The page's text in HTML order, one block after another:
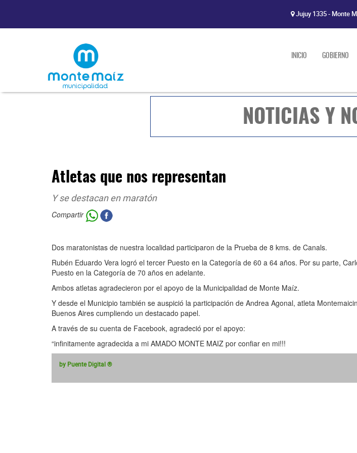
Jujuy 1335 - Monte
INICIO GOBIERNO
NOTICIAS Y
Atletas que nos representan
Y se destacan en maratón
Compartir
Dos maratonistas de nuestra localidad participaron de la Prueba de 8 kms. de Canals.
Rubén Eduardo Vera logró el tercer Puesto en la Categoría de 60 a 64 años. Por su parte,
Puesto en la Categoría de 70 años en adelante.
Ambos atletas agradecieron por el apoyo de la Municipalidad de Monte Maíz.
Y desde el Municipio también se auspició la participación de Andrea Agonal, atleta
Buenos Aires cumpliendo un destacado papel.
A través de su cuenta de Facebook, agradeció por el apoyo:
“infinitamente agradecida a mi AMADO MONTE MAIZ por confiar en mi!!!
by Puente Digital ®